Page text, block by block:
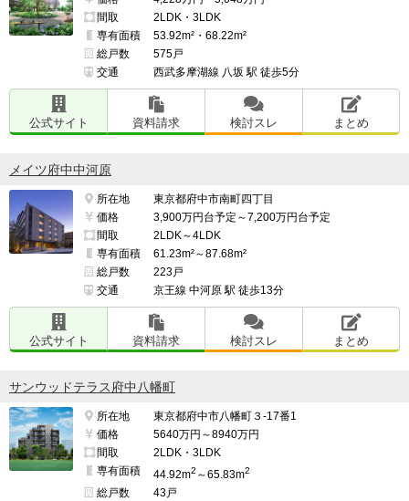
間取
2LDK・3LDK
専有面積
53.92m²・68.22m²
総戸数
575戸
交通
西武多摩湖線 八坂 駅 徒歩5分
公式サイト 資料請求 検討スレ まとめ
メイツ府中中河原
所在地
東京都府中市南町四丁目
価格
3,900万円台予定～7,200万円台予定
間取
2LDK～4LDK
専有面積
61.23m²～87.68m²
総戸数
223戸
交通
京王線 中河原 駅 徒歩13分
公式サイト 資料請求 検討スレ まとめ
サンウッドテラス府中八幡町
所在地
東京都府中市八幡町３-17番1
価格
5640万円～8940万円
間取
2LDK・3LDK
専有面積
44.92m2 ～65.83m2
総戸数
43戸